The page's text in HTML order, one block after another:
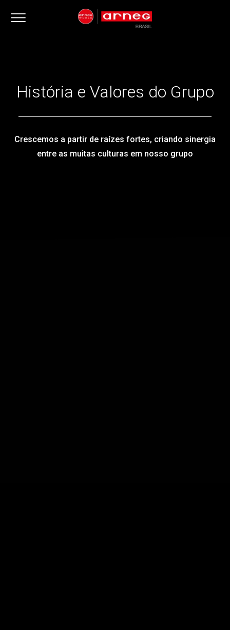
História e Valores do Grupo
Crescemos a partir de raízes fortes, criando sinergia
entre as muitas culturas em nosso grupo